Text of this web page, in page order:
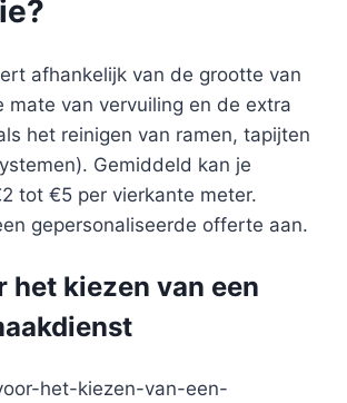
afhankelijk van de grootte van
mate van vervuiling en de extra
het reinigen van ramen, tapijten
Gemiddeld kan je
tot €5 per vierkante meter.
gepersonaliseerde offerte aan.
het kiezen van een